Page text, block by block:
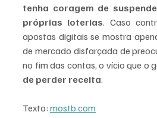
tenha coragem de
próprias loterias. Caso
apostas digitais se mostra
de mercado disfarçada de
no fim das contas, o vício que o
de perder receita.
Texto: mostb.com